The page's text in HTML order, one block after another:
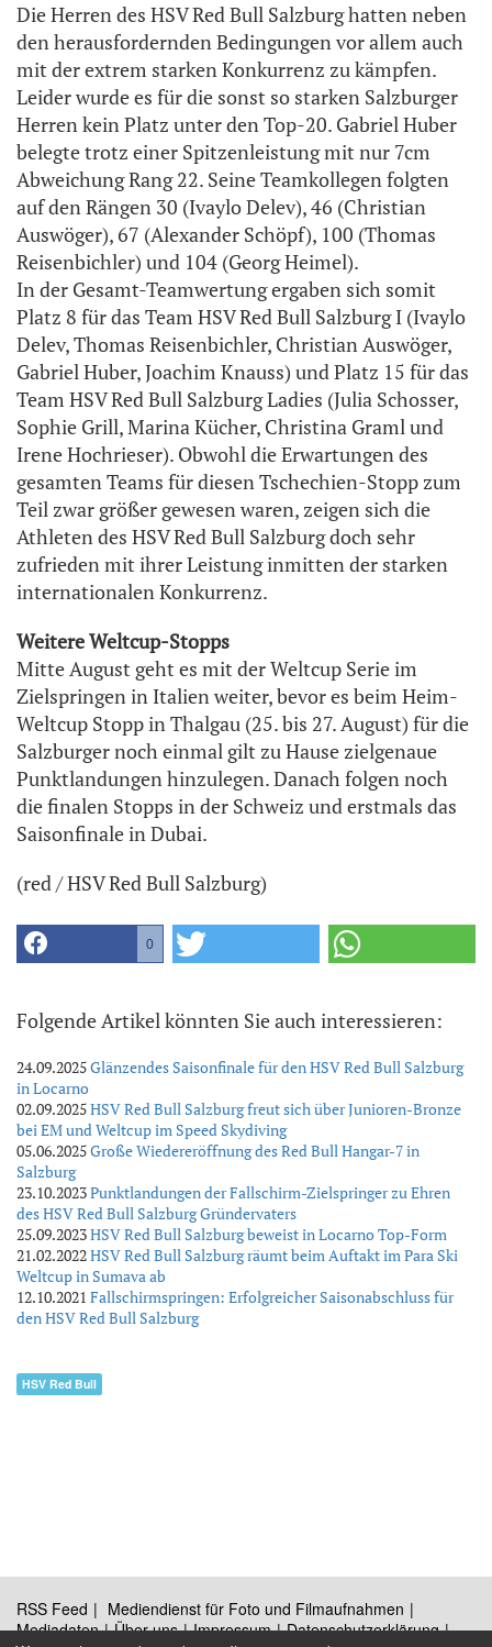
Die Herren des HSV Red Bull Salzburg hatten neben
den herausfordernden Bedingungen vor allem auch
mit der extrem starken Konkurrenz zu kämpfen.
Leider wurde es für die sonst so starken Salzburger
Herren kein Platz unter den Top-20. Gabriel Huber
belegte trotz einer Spitzenleistung mit nur 7cm
Abweichung Rang 22. Seine Teamkollegen folgten
auf den Rängen 30 (Ivaylo Delev), 46 (Christian
Auswöger), 67 (Alexander Schöpf), 100 (Thomas
Reisenbichler) und 104 (Georg Heimel).
In der Gesamt-Teamwertung ergaben sich somit
Platz 8 für das Team HSV Red Bull Salzburg I (Ivaylo
Delev, Thomas Reisenbichler, Christian Auswöger,
Gabriel Huber, Joachim Knauss) und Platz 15 für das
Team HSV Red Bull Salzburg Ladies (Julia Schosser,
Sophie Grill, Marina Kücher, Christina Graml und
Irene Hochrieser). Obwohl die Erwartungen des
gesamten Teams für diesen Tschechien-Stopp zum
Teil zwar größer gewesen waren, zeigen sich die
Athleten des HSV Red Bull Salzburg doch sehr
zufrieden mit ihrer Leistung inmitten der starken
internationalen Konkurrenz.
Weitere Weltcup-Stopps
Mitte August geht es mit der Weltcup Serie im
Zielspringen in Italien weiter, bevor es beim Heim-
Weltcup Stopp in Thalgau (25. bis 27. August) für die
Salzburger noch einmal gilt zu Hause zielgenaue
Punktlandungen hinzulegen. Danach folgen noch
die finalen Stopps in der Schweiz und erstmals das
Saisonfinale in Dubai.
(red / HSV Red Bull Salzburg)
0
Folgende Artikel könnten Sie auch interessieren:
24.09.2025Glänzendes Saisonfinale für den HSV Red Bull Salzburg
in Locarno
02.09.2025HSV Red Bull Salzburg freut sich über Junioren-Bronze
bei EM und Weltcup im Speed Skydiving
05.06.2025Große Wiedereröffnung des Red Bull Hangar-7 in
Salzburg
23.10.2023Punktlandungen der Fallschirm-Zielspringer zu Ehren
des HSV Red Bull Salzburg Gründervaters
25.09.2023HSV Red Bull Salzburg beweist in Locarno Top-Form
21.02.2022HSV Red Bull Salzburg räumt beim Auftakt im Para Ski
Weltcup in Sumava ab
12.10.2021 Fallschirmspringen: Erfolgreicher Saisonabschluss für
den HSV Red Bull Salzburg
HSV Red Bull
RSS Feed
Mediendienst für Foto und Filmaufnahmen
Mediadaten
Über uns Impressum
Datenschutzerklärung